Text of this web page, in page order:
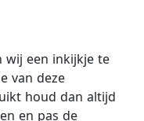
wij een inkijkje te
van deze
houd dan altijd
en pas de